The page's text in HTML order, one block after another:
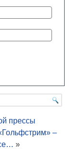
прессы
–
»